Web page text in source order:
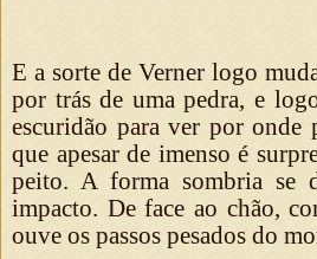
E a sorte de Verner logo
por trás de uma pedra, e
escuridão para ver por
que apesar de imenso é
peito. A forma sombria se
impacto. De face ao chão,
ouve os passos pesados do